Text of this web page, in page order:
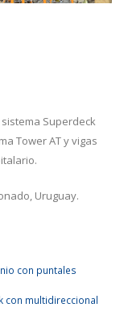
Superdeck
Tower AT y vigas
Uruguay.
con puntales
con multidireccional